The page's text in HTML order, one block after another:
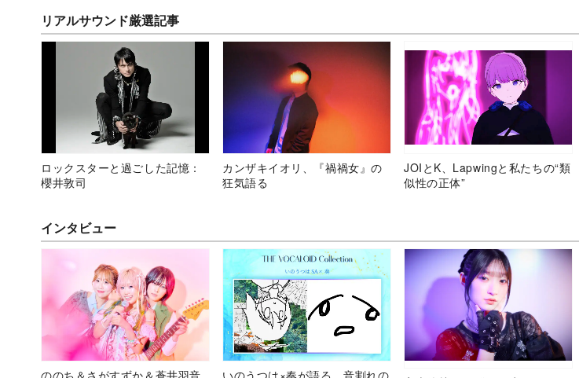
リアルサウンド厳選記事
ロックスターと過ごした記憶：
櫻井敦司
カンザキイオリ、『禍禍女』の
狂気語る
JOIとK、Lapwingと私たちの“類
似性の正体”
インタビュー
ののち＆さがすずか＆蒼井羽音
いのうつは×奏が語る、音割れの